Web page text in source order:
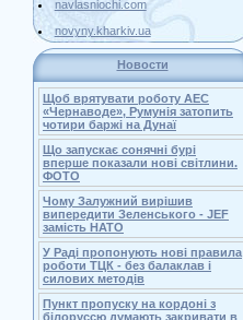
navlasniochi.com
novyny.kharkiv.ua
Новости
Щоб врятувати роботу АЕС
«Чернаводе», Румунія затопить
чотири баржі на Дунаї
Що запускає сонячні бурі
вперше показали нові світлини.
ФОТО
Чому Залужний вирішив
випередити Зеленського - JEF
замість НАТО
У Раді пропонують нові правила
роботи ТЦК - без балаклав і
силових методів
Пункт пропуску на кордоні з
білоруссю думають закривати в